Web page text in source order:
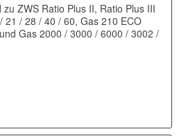
ZWS Ratio Plus II, Ratio Plus III
21 / 28 / 40 / 60, Gas 210 ECO
Gas 2000 / 3000 / 6000 / 3002 /